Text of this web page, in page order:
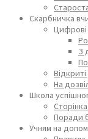
Скарбничка
Цифрові
З
На
Школа
Поради
Учням на